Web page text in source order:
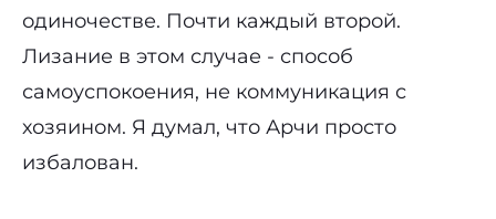
одиночестве. Почти каждый второй.
Лизание в этом случае - способ
самоуспокоения, не коммуникация с
хозяином. Я думал, что Арчи просто
избалован.